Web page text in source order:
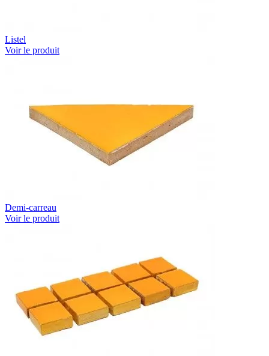
Listel
Voir le produit
Demi-carreau
Voir le produit